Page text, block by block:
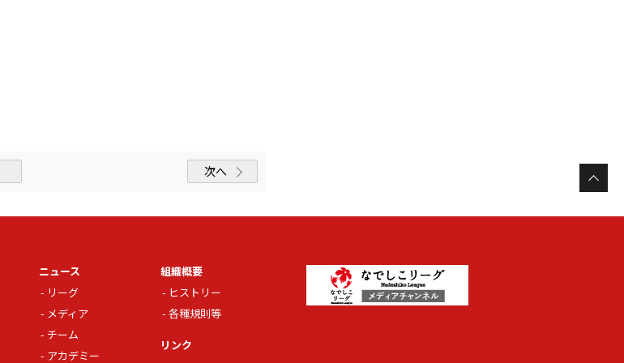
次へ
ニュース
リーグ
メディア
チーム
アカデミー
組織概要
ヒストリー
各種規則等
リンク